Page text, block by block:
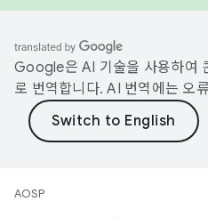
Google은 AI 기술을 사용하여
로 번역합니다. AI 번역에는 오
AOSP